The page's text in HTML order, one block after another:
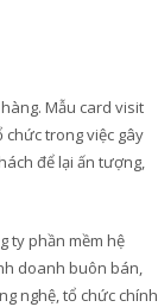
Mẫu card visit
trong việc gây
để lại ấn tượng,
ty phần mềm hệ
doanh buôn bán,
nghệ, tổ chức chính